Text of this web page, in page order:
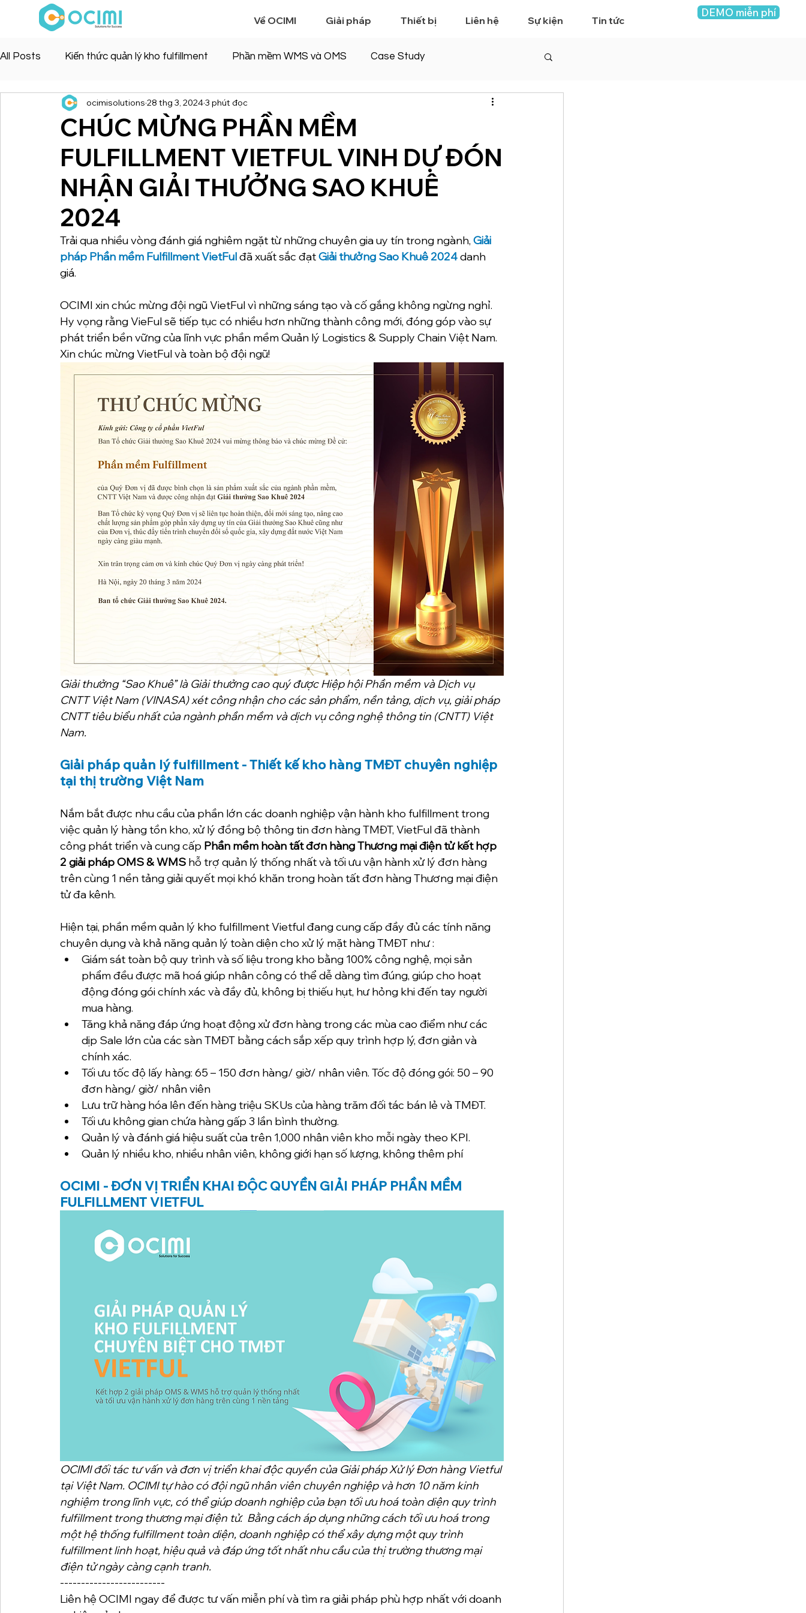
Về OCIMI Giải pháp Thiết bị Liên hệ Sự kiện Tin tức
DEMO miễn phí
All Posts Kiến thức quản lý kho fulfillment Phần mềm WMS và OMS Case Study
CHÚC MỪNG PHẦN MỀM
FULFILLMENT VIETFUL VINH DỰ ĐÓN
NHẬN GIẢI THƯỞNG SAO KHUÊ
2024
ocimisolutions 28 thg 3, 20243 phút đọc
Trải qua nhiều vòng đánh giá nghiêm ngặt từ những chuyên gia uy tín trong ngành, Giải
pháp Phần mềm Fulfillment VietFul đã xuất sắc đạtGiải thưởng Sao Khuê 2024danh
giá.
OCIMI xin chúc mừng đội ngũ VietFul vì những sáng tạo và cố gắng không ngừng nghỉ.
Hy vọng rằng VieFul sẽ tiếp tục có nhiều hơn những thành công mới, đóng góp vào sự
phát triển bền vững của lĩnh vực phần mềm Quản lý Logistics & Supply Chain Việt Nam.
Xin chúc mừng VietFul và toàn bộ đội ngũ!
Giải thưởng “Sao Khuê” là Giải thưởng cao quý được Hiệp hội Phần mềm và Dịch vụ
CNTT Việt Nam (VINASA) xét công nhận cho các sản phẩm, nền tảng, dịch vụ, giải pháp
CNTT tiêu biểu nhất của ngành phần mềm và dịch vụ công nghệ thông tin (CNTT) Việt
Nam.
Giải pháp quản lý fulfillment - Thiết kế kho hàng TMĐT chuyên nghiệp
tại thị trường Việt Nam
Nắm bắt được nhu cầu của phần lớn các doanh nghiệp vận hành kho fulfillment trong
việc quản lý hàng tồn kho, xử lý đồng bộ thông tin đơn hàng TMĐT, VietFul đã thành
công phát triển và cung cấp Phần mềm hoàn tất đơn hàng Thương mại điện tử kết hợp
2 giải pháp OMS & WMS hỗ trợ quản lý thống nhất và tối ưu vận hành xử lý đơn hàng
trên cùng 1 nền tảng giải quyết mọi khó khăn trong hoàn tất đơn hàng Thương mại điện
tử đa kênh.
Hiện tại, phần mềm quản lý kho fulfillment Vietful đang cung cấp đầy đủ các tính năng
chuyên dụng và khả năng quản lý toàn diện cho xử lý mặt hàng TMĐT như :
Giám sát toàn bộ quy trình và số liệu trong kho bằng 100% công nghệ, mọi sản
phẩm đều được mã hoá giúp nhân công có thể dễ dàng tìm đúng, giúp cho hoạt
động đóng gói chính xác và đầy đủ, không bị thiếu hụt, hư hỏng khi đến tay người
mua hàng.
Tăng khả năng đáp ứng hoạt động xử đơn hàng trong các mùa cao điểm như các
dịp Sale lớn của các sàn TMĐT bằng cách sắp xếp quy trình hợp lý, đơn giản và
chính xác.
Tối ưu tốc độ lấy hàng: 65 – 150 đơn hàng/ giờ/ nhân viên. Tốc độ đóng gói: 50 – 90
đơn hàng/ giờ/ nhân viên
Lưu trữ hàng hóa lên đến hàng triệu SKUs của hàng trăm đối tác bán lẻ và TMĐT.
Tối ưu không gian chứa hàng gấp 3 lần bình thường.
Quản lý và đánh giá hiệu suất của trên 1,000 nhân viên kho mỗi ngày theo KPI.
Quản lý nhiều kho, nhiều nhân viên, không giới hạn số lượng, không thêm phí
OCIMI - ĐƠN VỊ TRIỂN KHAI ĐỘC QUYỀN GIẢI PHÁP PHẦN MỀM
FULFILLMENT VIETFUL
OCIMI đối tác tư vấn và đơn vị triển khai độc quyền của Giải pháp Xử lý Đơn hàng Vietful
tại Việt Nam. OCIMI tự hào có đội ngũ nhân viên chuyên nghiệp và hơn 10 năm kinh
nghiệm trong lĩnh vực, có thể giúp doanh nghiệp của bạn tối ưu hoá toàn diện quy trình
fulfillment trong thương mại điện tử.  Bằng cách áp dụng những cách tối ưu hoá trong
một hệ thống fulfillment toàn diện, doanh nghiệp có thể xây dựng một quy trình
fulfillment linh hoạt, hiệu quả và đáp ứng tốt nhất nhu cầu của thị trường thương mại
điện tử ngày càng cạnh tranh.
-------------------------
Liên hệ OCIMI ngay để được tư vấn miễn phí và tìm ra giải pháp phù hợp nhất với doanh